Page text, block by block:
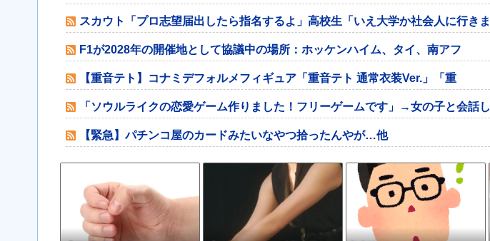
スカウト「プロ志望届出したら指名するよ」高校生「いえ大学か社会人に行きま
F1が2028年の開催地として協議中の場所：ホッケンハイム、タイ、南アフ
【重音テト】コナミデフォルメフィギュア「重音テト 通常衣装Ver.」「重
「ソウルライクの恋愛ゲーム作りました！フリーゲームです」→女の子と会話し
【緊急】パチンコ屋のカードみたいなやつ拾ったんやが…他